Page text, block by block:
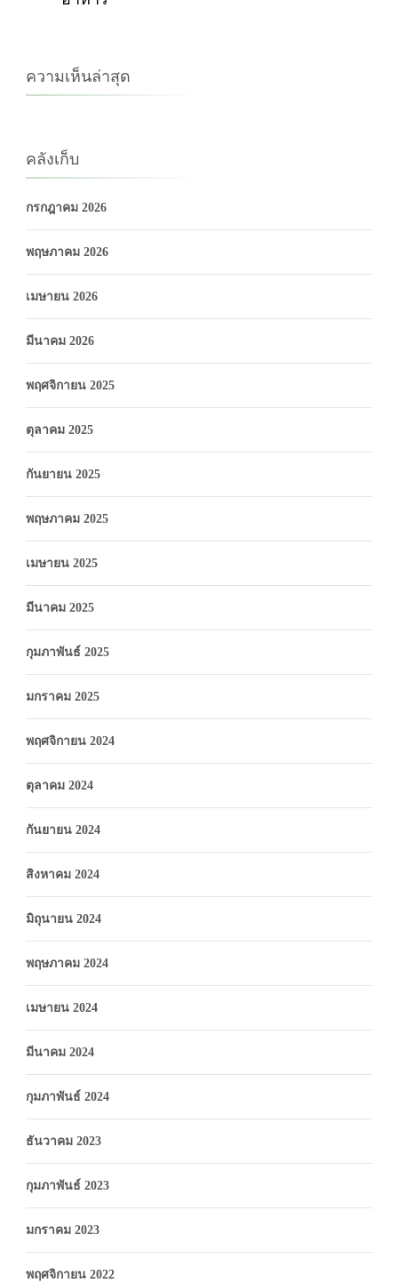
ความเห็นล่าสุด
คลังเก็บ
กรกฎาคม 2026
พฤษภาคม 2026
เมษายน 2026
มีนาคม 2026
พฤศจิกายน 2025
ตุลาคม 2025
กันยายน 2025
พฤษภาคม 2025
เมษายน 2025
มีนาคม 2025
กุมภาพันธ์ 2025
มกราคม 2025
พฤศจิกายน 2024
ตุลาคม 2024
กันยายน 2024
สิงหาคม 2024
มิถุนายน 2024
พฤษภาคม 2024
เมษายน 2024
มีนาคม 2024
กุมภาพันธ์ 2024
ธันวาคม 2023
กุมภาพันธ์ 2023
มกราคม 2023
พฤศจิกายน 2022